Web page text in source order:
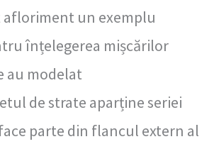
afloriment un exemplu
înțelegerea mișcărilor
au modelat
de strate aparține seriei
parte din flancul extern al